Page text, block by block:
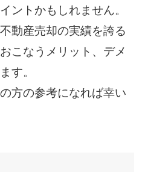
ントかもしれません。
動産売却の実績を誇る
こなうメリット、デメ
す。
方の参考になれば幸い